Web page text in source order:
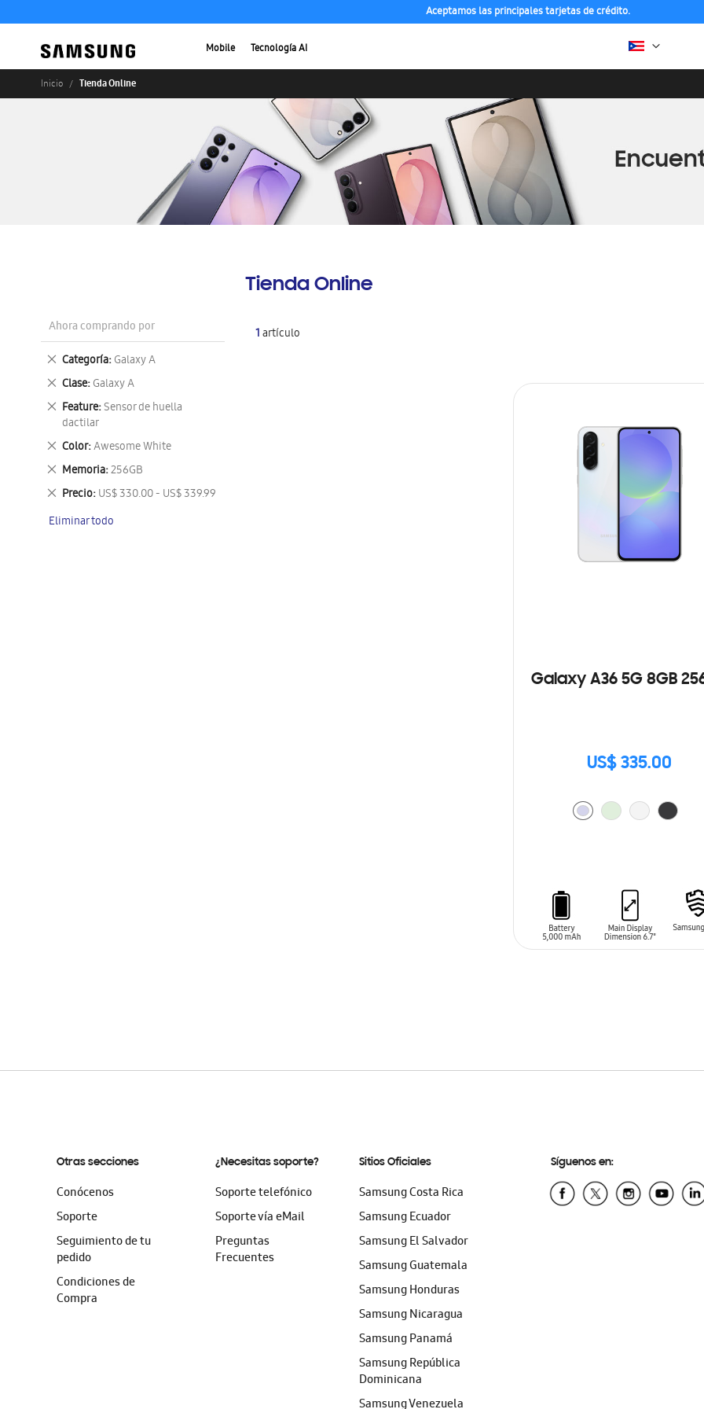
Aceptamos las principales tarjetas de crédito.
Mobile Tecnología AI
Inicio Tienda Online
Tienda Online
1artículo
Galaxy A36 5G 8GB
US$ 335.00
Ahora comprando por
Categoría Galaxy A
Eliminar
este
artículo
Clase Galaxy A
Eliminar
este
artículo
Feature Sensor de huella
dactilar
Eliminar
este
artículo
Color Awesome White
Eliminar
este
artículo
Memoria 256GB
Eliminar
este
artículo
Precio US$ 330.00 - US$ 339.99
Eliminar
artículo
Eliminar todo
Otras secciones
Conócenos
Soporte
Seguimiento de tu
pedido
Condiciones de
Compra
¿Necesitas soporte?
Soporte telefónico
Soporte vía eMail
Preguntas
Frecuentes
Sitios Oficiales
Samsung Costa Rica
Samsung Ecuador
Samsung El Salvador
Samsung Guatemala
Samsung Honduras
Samsung Nicaragua
Samsung Panamá
Samsung República
Dominicana
Samsung Venezuela
Síguenos en: